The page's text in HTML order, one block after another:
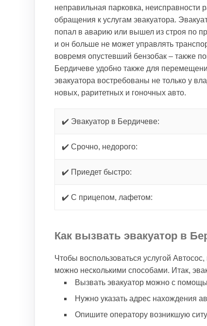
неправильная парковка, неисправности
обращения к услугам эвакуатора.
попал в аварию или вышел из строя по
и он больше не может управлять
вовремя опустевший бензобак – также
Бердичеве удобно также для
эвакуатора востребованы не только у
новых, раритетных и гоночных авто.
✔️ Эвакуатор в Бердичеве:
✔️ Срочно, недорого:
✔️ Приедет быстро:
✔️ С прицепом, лафетом:
Как вызвать эвакуатор в
Чтобы воспользоваться услугой
можно несколькими способами. Итак,
Вызвать эвакуатор можно с
Нужно указать адрес нахождения
Опишите оператору возникшую